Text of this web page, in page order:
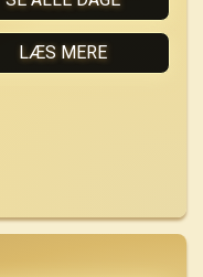
LÆS MERE